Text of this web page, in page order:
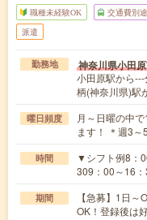
職種未経験OK 交通費別
派遣
勤務地 神奈川県小田
小田原駅から
柄(神奈川県)駅
曜日頻度
月～日曜の中
ます！ ＊週3～
時間
▼シフト例8：
309：00～16
期間
【急募】1日
OK！登録後は